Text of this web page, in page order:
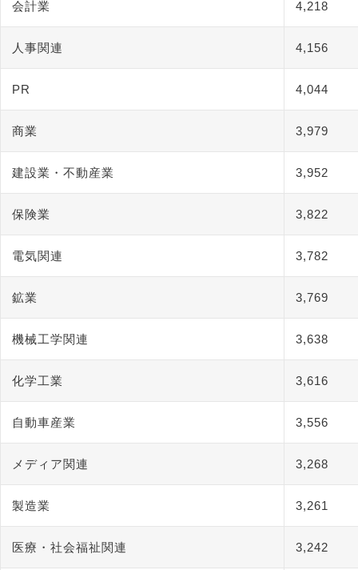
会計業 4,218
人事関連 4,156
PR 4,044
商業 3,979
建設業・不動産業 3,952
保険業 3,822
電気関連 3,782
鉱業 3,769
機械工学関連 3,638
化学工業 3,616
自動車産業 3,556
メディア関連 3,268
製造業 3,261
医療・社会福祉関連 3,242